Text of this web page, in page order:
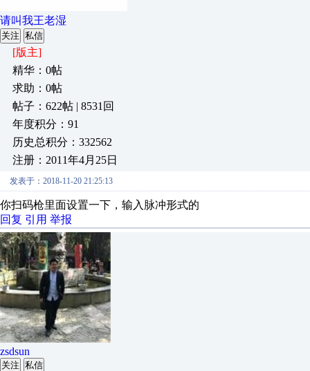
请叫我王老湿
关注 私信
[版主]
精华：0帖
求助：0帖
帖子：622帖 | 8531回
年度积分：91
历史总积分：332562
注册：2011年4月25日
发表于：2018-11-20 21:25:13
你扫码枪里面设置一下，输入脉冲形式的
回复 引用 举报
zsdsun
关注 私信